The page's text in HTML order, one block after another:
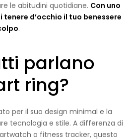
le abitudini quotidiane. Con uno
tenere d’occhio il tuo benessere
.
parlano
ring?
per il suo design minimal e la
tecnologia e stile. A differenza di
o fitness tracker, questo